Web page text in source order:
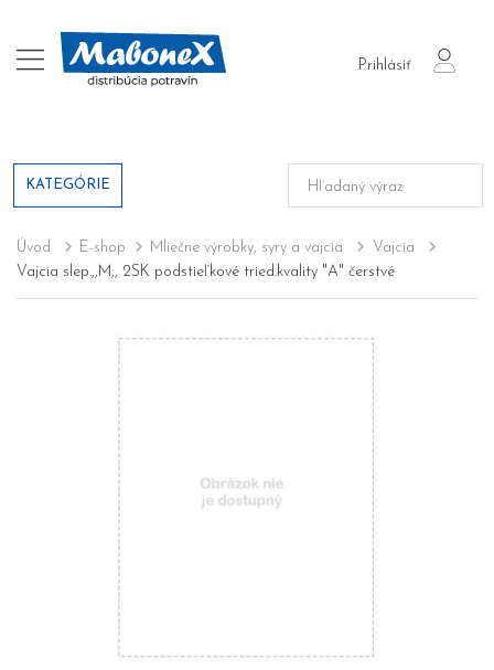
Prihlásiť
login
KATEGÓRIE
Úvod E-shop Mliečne výrobky, syry a vajcia
Vajcia
Vajcia slep.,,M,, 2SK podstieľkové tried.kvality "A" čerstvé